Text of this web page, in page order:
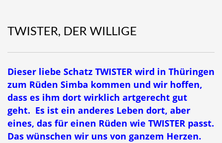
TWISTER, DER WILLIGE
Dieser liebe Schatz TWISTER wird in Thüringen
zum Rüden Simba kommen und wir hoffen,
dass es ihm dort wirklich artgerecht gut
geht. Es ist ein anderes Leben dort, aber
eines, das für einen Rüden wie TWISTER passt.
Das wünschen wir uns von ganzem Herzen.